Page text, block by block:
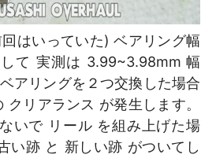
はいっていた) ベアリング幅
て 実測は 3.99~3.98mm 幅
アリングを２つ交換した場合
リアランス が発生します。
いで リール を組み上げた場
い跡 と 新しい跡 がついてし